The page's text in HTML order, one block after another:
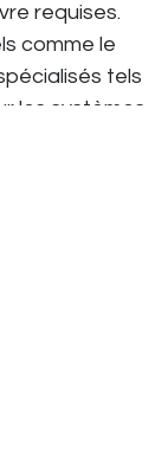
requises.
comme le
tels
les systèmes